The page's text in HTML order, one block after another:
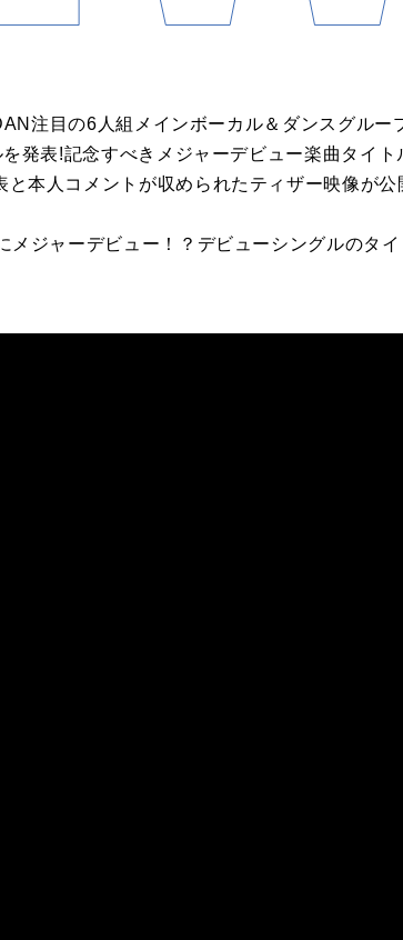
注目の6人組メインボーカル＆ダンスグル
発表!記念すべきメジャーデビュー楽曲タイト
本人コメントが収められたティザー映像が公
ジャーデビュー！？デビューシングルのタイ